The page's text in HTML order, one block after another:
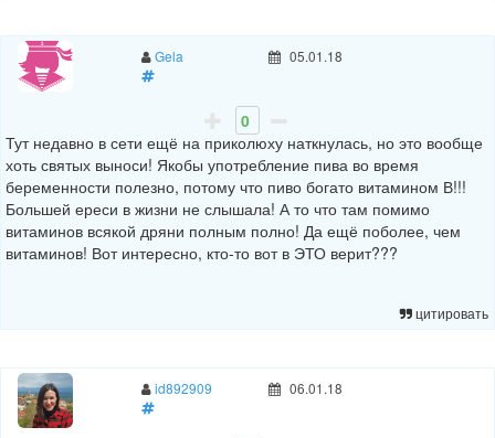
Gela 05.01.18
0
Тут недавно в сети ещё на приколюху наткнулась, но это вообще
хоть святых выноси! Якобы употребление пива во время
беременности полезно, потому что пиво богато витамином В!!!
Большей ереси в жизни не слышала! А то что там помимо
витаминов всякой дряни полным полно! Да ещё поболее, чем
витаминов! Вот интересно, кто-то вот в ЭТО верит???
цитировать
id892909 06.01.18